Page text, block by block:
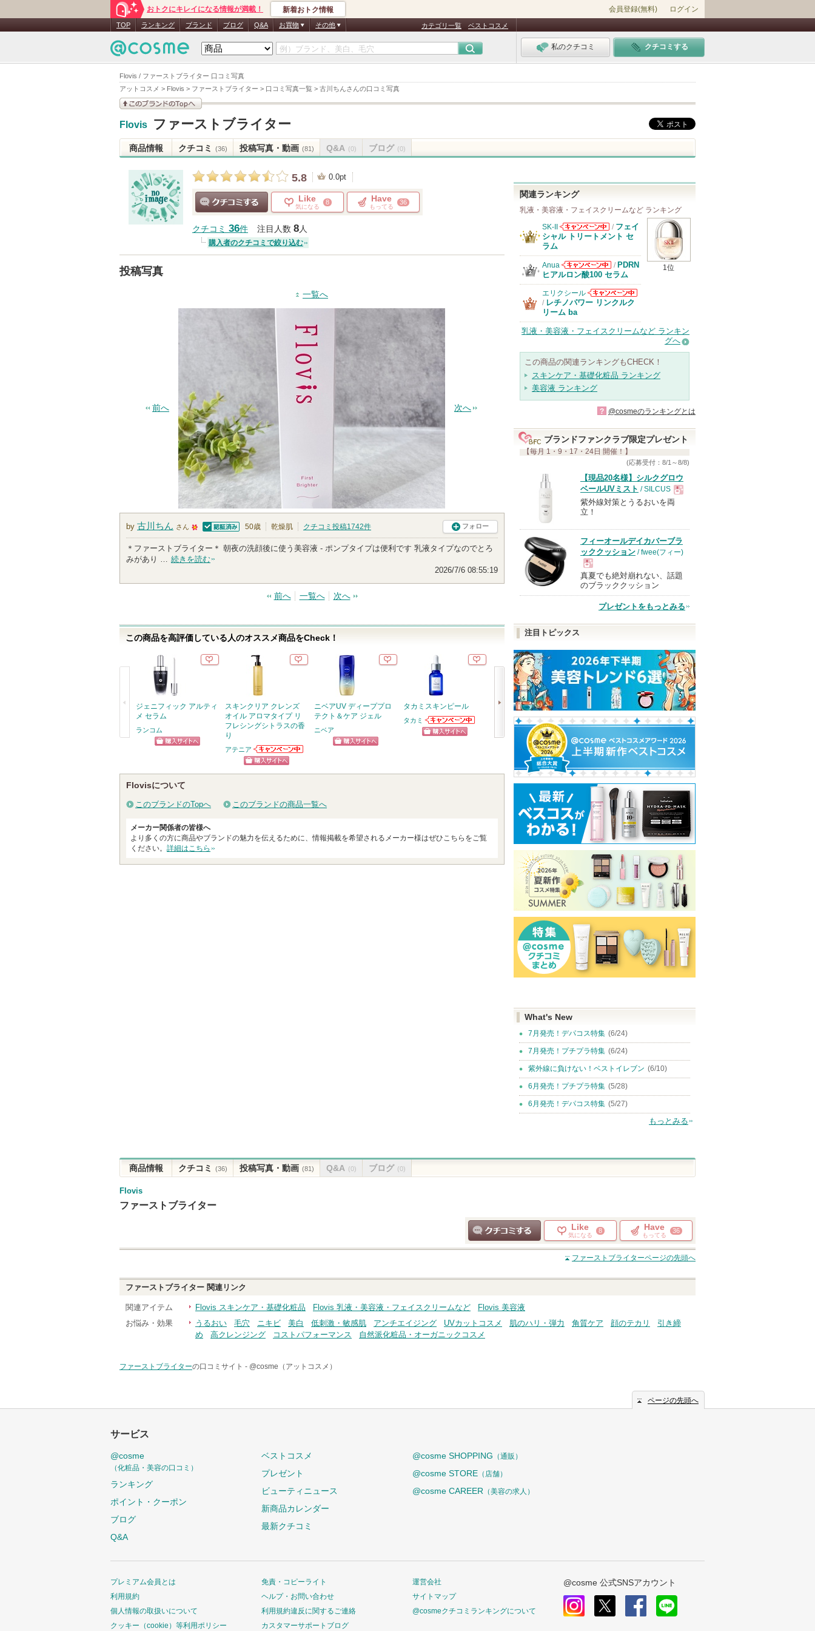
Flovis / ファーストブライター 口コミ写真
アットコスメ > Flovis > ファーストブライター > 口コミ写真一覧 > 古川ちんさんの口コミ写真
おトクにキレイになる情報が満載！ 新着おトク情報 会員登録(無料) ログイン
TOP ランキング ブランド ブログ Q&A お買物 その他 カテゴリ一覧 ベストコスメ
私のクチコミ クチコミする
このブランドの情報を
Flovis ファーストブライター
商品情報 クチコミ (36) 投稿写真・動画 (81) Q&A (0) ブログ (0)
5.8 0.0pt
Like
気になる
8 Have
もってる
36
クチコミ 36件 注目人数 8人
購入者のクチコミで絞り込む
投稿写真
一覧へ
前へ 次へ
by 古川ちん さん
5
0
人
ン
バ
に
登
い
す
認証済
50歳 乾燥肌 クチコミ投稿1742件 フォロー
＊ファーストブライター＊ 朝夜の洗顔後に使う美容液 - ポンプタイプは便利です 乳液タイプなのでとろ
みがあり … 続きを読む
2026/7/6 08:55:19
前へ 一覧へ 次へ
この商品を高評価している人のオススメ商品をCheck！
ジェニフィック アルティ
メ セラム
ランコム
スキンクリア クレンズ
オイル アロマタイプ リ
フレシングシトラスの香
り
アテニア
アテニアからの
お知らせがあり
ます
ショッピン
ニベアUV ディーププロ
テクト＆ケア ジェル
ニベア
タカミスキンピール
タカミ
タカミからのお
知らせがありま
ジェルフィットグロス
AMUSE
ショッピン
グサイトへ
アトバリア365 カプセル
トナー
ショッピン
グサイトへ
エアリーポアカバークッ
ション
Flovisについて
このブランドのTopへ このブランドの商品一覧へ
メーカー関係者の皆様へ
より多くの方に商品やブランドの魅力を伝えるために、情報掲載を希望されるメーカー様はぜひこちらをご覧
ください。 詳細はこちら
関連ランキング
乳液・美容液・フェイスクリームなど ランキング
1位
SK-II
SK-IIからのお
/ フェイ
シャル トリートメント セ
ラム
Anua
Anuaからのお
知らせがありま
す
/ PDRN
ヒアルロン酸100 セラム
エリクシール
エリクシールか
/ レチノパワー リンクルク
リーム ba
乳液・美容液・フェイスクリームなど ランキン
グへ
この商品の関連ランキングもCHECK！
スキンケア・基礎化粧品 ランキング
美容液 ランキング
? @cosmeのランキングとは
ブランドファンクラブ限定プレゼント
【毎月 1・9・17・24日 開催！】
(応募受付：8/1～8/8)
【現品20名様】シルクグロウ
ベールUVミスト / SILCUS
現
品
紫外線対策とうるおいを両
立！
フィーオールデイカバーブラ
ッククッション / fwee(フィー)
現
真夏でも絶対崩れない、話題
のブラッククッション
プレゼントをもっとみる
注目トピックス
What's New
7月発売！デパコス特集 (6/24)
7月発売！プチプラ特集 (6/24)
紫外線に負けない！ベストイレブン (6/10)
6月発売！プチプラ特集 (5/28)
6月発売！デパコス特集 (5/27)
もっとみる
商品情報 クチコミ (36) 投稿写真・動画 (81) Q&A (0) ブログ (0)
Flovis
ファーストブライター
クチコミする
Like
気になる
8 Have
もってる
36
ファーストブライターページの先頭へ
ファーストブライター 関連リンク
関連アイテム Flovis スキンケア・基礎化粧品 Flovis 乳液・美容液・フェイスクリームなど
Flovis 美容液
お悩み・効果
うるおい 毛穴 ニキビ 美白 低刺激・敏感肌 アンチエイジング UVカットコスメ 肌のハリ・弾力 角質ケア 顔のテカリ
引き締
め
高クレンジング コストパフォーマンス 自然派化粧品・オーガニックコスメ
ファーストブライターの口コミサイト - @cosme（アットコスメ）
ページの先頭へ
サービス
@cosme
（化粧品・美容の口コミ）
ランキング
ポイント・クーポン
ブログ
Q&A
ベストコスメ
プレゼント
ビューティニュース
新商品カレンダー
最新クチコミ
@cosme SHOPPING （通販）
@cosme STORE （店舗）
@cosme CAREER （美容の求人）
プレミアム会員とは
利用規約
個人情報の取扱いについて
クッキー（cookie）等利用ポリシー
免責・コピーライト
ヘルプ・お問い合わせ
利用規約違反に関するご連絡
カスタマーサポートブログ
運営会社
サイトマップ
@cosmeクチコミランキングについて
@cosme 公式SNSアカウント